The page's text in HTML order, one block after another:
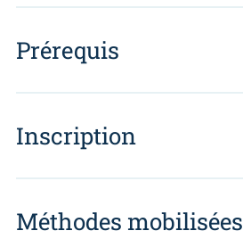
Prérequis
Inscription
Méthodes mobilisées